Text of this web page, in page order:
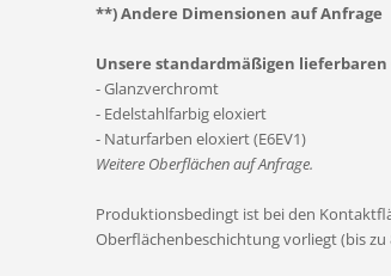
**) Andere Dimensionen auf Anfrage
Unsere standardmäßigen
- Glanzverchromt
- Edelstahlfarbig eloxiert
- Naturfarben eloxiert (E6EV1)
Weitere Oberflächen auf Anfrage.
Produktionsbedingt ist bei den
Oberflächenbeschichtung vorliegt (bis zu